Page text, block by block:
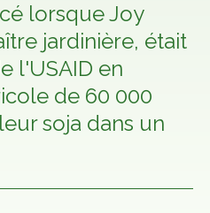
lorsque Joy
jardinière, était
l'USAID en
de 60 000
soja dans un